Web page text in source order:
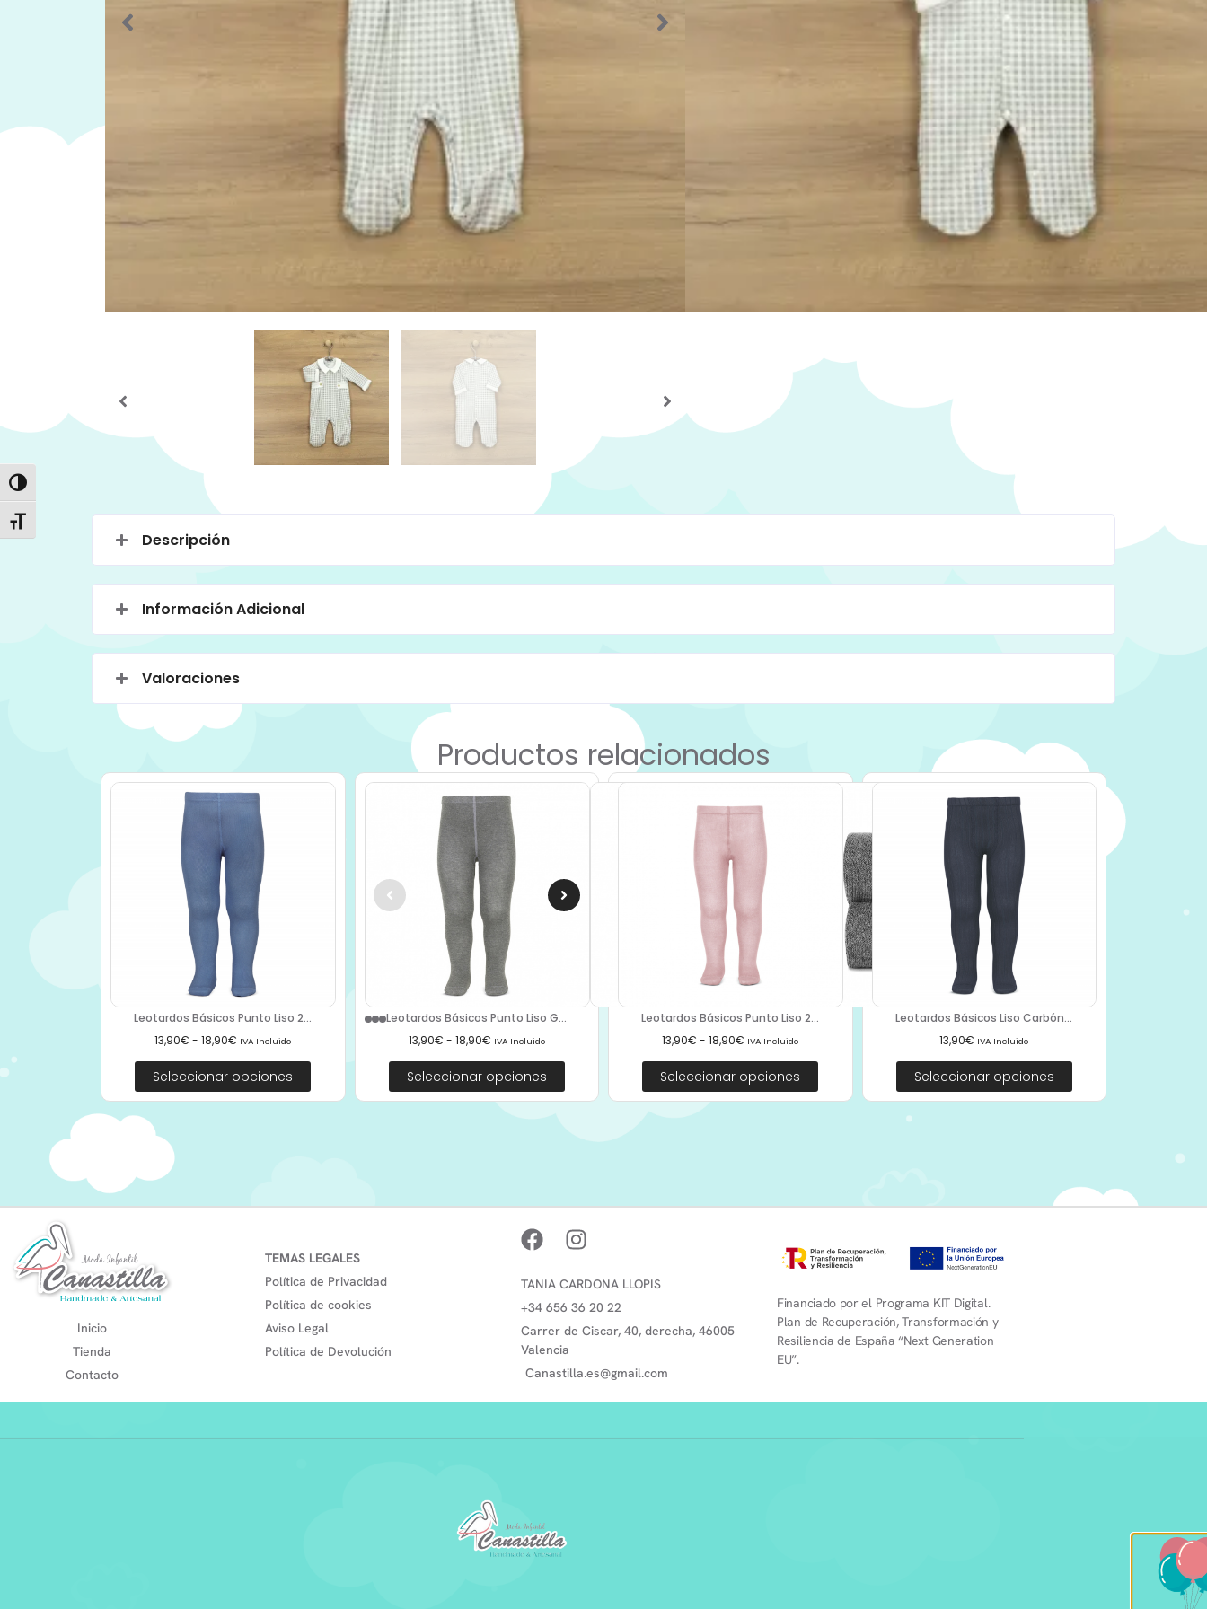
Alternar alto contraste
Alternar tamaño de letra
Añadir al carrito
Los productos personalizados se hacen bajo pedido, verifica
que el producto sea personalizable:
La personalización no esta incluida en el precio.
Descripción
Información Adicional
Valoraciones
Productos relacionados
Leotardos Básicos Punto Liso 2...
13,90€ - 18,90€ IVA Incluido
Seleccionar opciones
Leotardos Básicos Punto Liso G...
13,90€ - 18,90€ IVA Incluido
Seleccionar opciones
Leotardos Básicos Punto Liso 2...
13,90€ - 18,90€ IVA Incluido
Seleccionar opciones
Leotardos Básicos Liso Carbón...
13,90€ IVA Incluido
Seleccionar opciones
Inicio
Tienda
Contacto
TEMAS LEGALES
Política de Privacidad
Política de cookies
Aviso Legal
Política de Devolución
TANIA CARDONA LLOPIS
+34 656 36 20 22
Carrer de Ciscar, 40, derecha, 46005
Valencia
Canastilla.es@gmail.com
Financiado por el Programa KIT Digital.
Plan de Recuperación, Transformación y
Resiliencia de España “Next Generation
EU”.